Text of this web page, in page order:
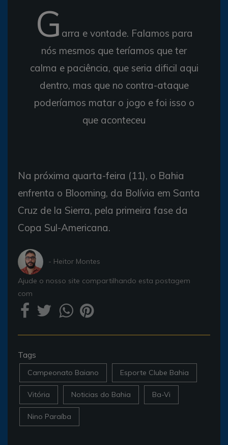
G arra e vontade. Falamos para
nós mesmos que teríamos que ter
calma e paciência, que seria dificil aqui
dentro, mas que no contra-ataque
poderíamos matar o jogo e foi isso o
que aconteceu
Na próxima quarta-feira (11), o Bahia
enfrenta o Blooming, da Bolívia em Santa
Cruz de la Sierra, pela primeira fase da
Copa Sul-Americana.
- Heitor Montes
Ajude o nosso site compartilhando esta postagem
com
Tags
Campeonato Baiano Esporte Clube Bahia
Vitória Noticias do Bahia Ba-Vi
Nino Paraíba